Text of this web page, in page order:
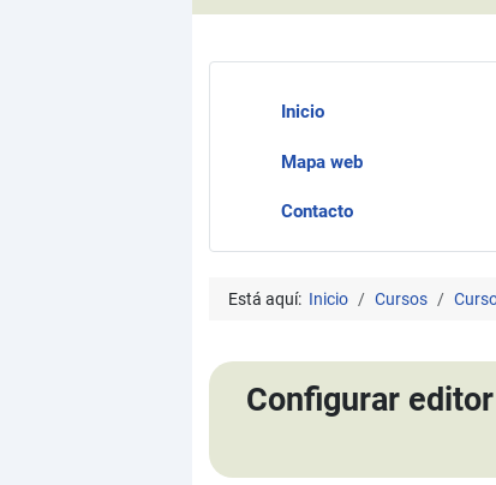
Inicio
Mapa web
Contacto
Está aquí: Inicio Cursos
Configurar